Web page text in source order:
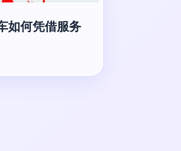
如何凭借服务